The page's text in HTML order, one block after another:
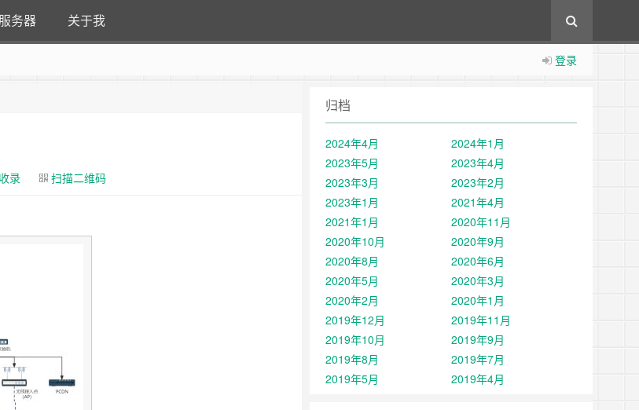
服务器 关于我
登录
录 扫描二维码
归档
2024年4月
2024年1月
2023年5月
2023年4月
2023年3月
2023年2月
2023年1月
2021年4月
2021年1月
2020年11月
2020年10月
2020年9月
2020年8月
2020年6月
2020年5月
2020年3月
2020年2月
2020年1月
2019年12月
2019年11月
2019年10月
2019年9月
2019年8月
2019年7月
2019年5月
2019年4月